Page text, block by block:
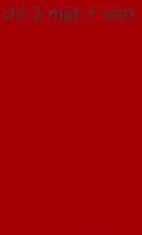
2 mặt + sơn